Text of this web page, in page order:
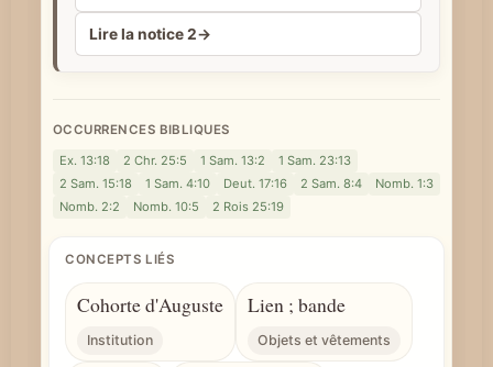
Lire la notice 2→
OCCURRENCES BIBLIQUES
Ex. 13:18
2 Chr. 25:5 1 Sam. 13:2
1 Sam. 23:13
2 Sam. 15:18
1 Sam. 4:10 Deut. 17:16 2 Sam. 8:4
Nomb. 1:3
Nomb. 2:2
Nomb. 10:5 2 Rois 25:19
CONCEPTS LIÉS
Cohorte d'Auguste
Institution
Lien ; bande
Objets et vêtements